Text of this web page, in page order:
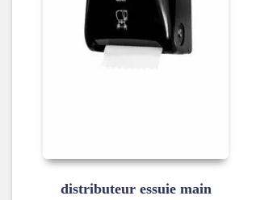
distributeur essuie main